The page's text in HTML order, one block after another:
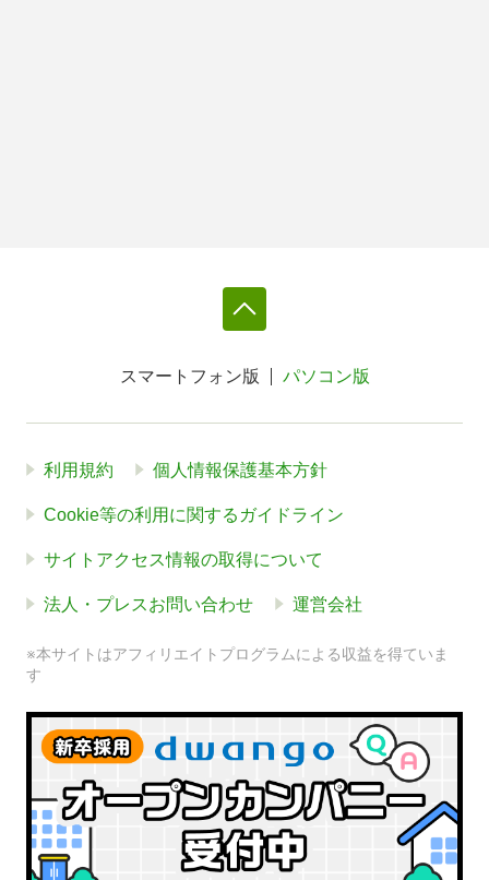
スマートフォン版 パソコン版
利用規約 個人情報保護基本方針
Cookie等の利用に関するガイドライン
サイトアクセス情報の取得について
法人・プレスお問い合わせ 運営会社
※本サイトはアフィリエイトプログラムによる収益を得ていま
す